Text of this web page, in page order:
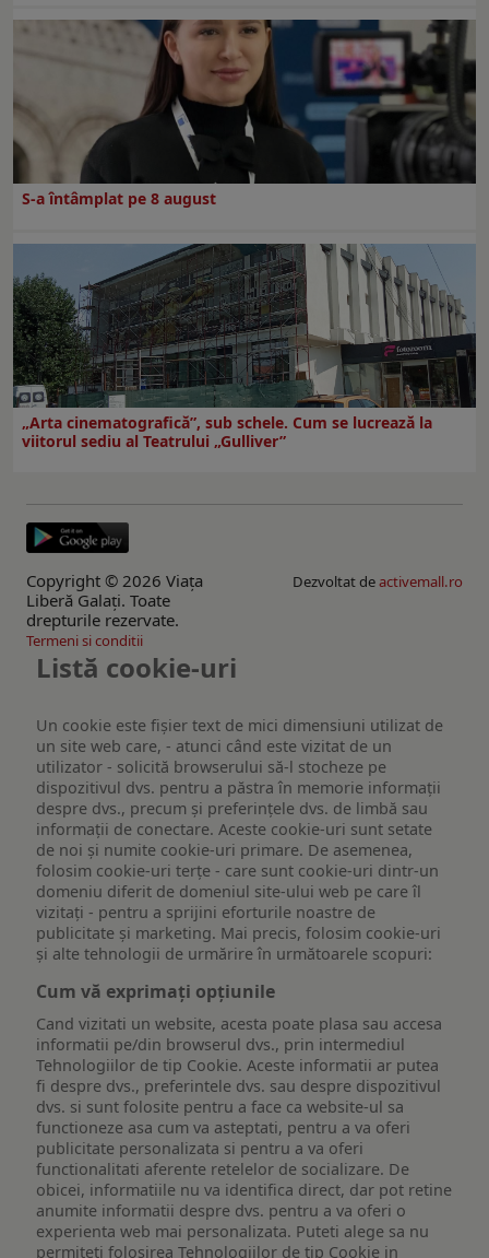
S-a întâmplat pe 8 august
„Arta cinematografică”, sub schele. Cum se lucrează la
viitorul sediu al Teatrului „Gulliver”
Copyright © 2026 Viaţa
Liberă Galaţi. Toate
drepturile rezervate.
Dezvoltat deactivemall.ro
Termeni si conditii
Listă cookie-uri
Un cookie este fişier text de mici dimensiuni utilizat de
un site web care, - atunci când este vizitat de un
utilizator - solicită browserului să-l stocheze pe
dispozitivul dvs. pentru a păstra în memorie informații
despre dvs., precum și preferințele dvs. de limbă sau
informații de conectare. Aceste cookie-uri sunt setate
de noi și numite cookie-uri primare. De asemenea,
folosim cookie-uri terțe - care sunt cookie-uri dintr-un
domeniu diferit de domeniul site-ului web pe care îl
vizitați - pentru a sprijini eforturile noastre de
publicitate și marketing. Mai precis, folosim cookie-uri
și alte tehnologii de urmărire în următoarele scopuri:
Cum vă exprimați opțiunile
Cand vizitati un website, acesta poate plasa sau accesa
informatii pe/din browserul dvs., prin intermediul
Tehnologiilor de tip Cookie. Aceste informatii ar putea
fi despre dvs., preferintele dvs. sau despre dispozitivul
dvs. si sunt folosite pentru a face ca website-ul sa
functioneze asa cum va asteptati, pentru a va oferi
publicitate personalizata si pentru a va oferi
functionalitati aferente retelelor de socializare. De
obicei, informatiile nu va identifica direct, dar pot retine
anumite informatii despre dvs. pentru a va oferi o
experienta web mai personalizata. Puteti alege sa nu
permiteti folosirea Tehnologiilor de tip Cookie in